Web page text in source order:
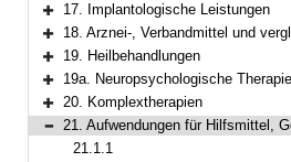
Bereich erweitern
17. Implantologische Leistungen
Bereich erweitern
18. Arznei-, Verbandmittel und
Bereich erweitern
19. Heilbehandlungen
Bereich erweitern
19a. Neuropsychologische Therapie
Bereich erweitern
20. Komplextherapien
Bereich reduzieren
21. Aufwendungen für Hilfsmittel, Geräte zur Selbstbehandlung
21.1.1